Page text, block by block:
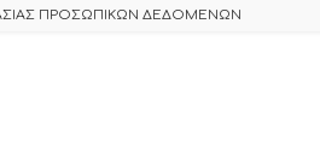
ΠΡΟΣΩΠΙΚΩΝ ΔΕΔΟΜΕΝΩΝ